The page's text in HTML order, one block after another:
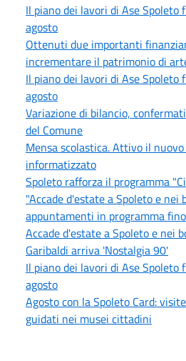
Il piano dei lavori di Ase Spoleto
agosto
Ottenuti due importanti
incrementare il patrimonio di
Il piano dei lavori di Ase Spoleto
agosto
Variazione di bilancio,
del Comune
Mensa scolastica. Attivo il
informatizzato
Spoleto rafforza il programma
"Accade d'estate a Spoleto e nei
appuntamenti in programma
Accade d'estate a Spoleto e nei
Garibaldi arriva 'Nostalgia 90'
Il piano dei lavori di Ase Spoleto
agosto
Agosto con la Spoleto Card:
guidati nei musei cittadini